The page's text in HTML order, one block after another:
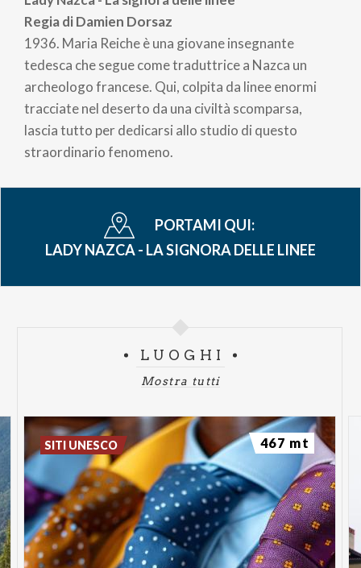
Regia di Damien Dorsaz
1936. Maria Reiche è una giovane insegnante
tedesca che segue come traduttrice a Nazca un
archeologo francese. Qui, colpita da linee enormi
tracciate nel deserto da una civiltà scomparsa,
lascia tutto per dedicarsi allo studio di questo
straordinario fenomeno.
PORTAMI QUI:
LADY NAZCA - LA SIGNORA DELLE LINEE
LUOGHI
Mostra tutti
SITI UNESCO 467 mt